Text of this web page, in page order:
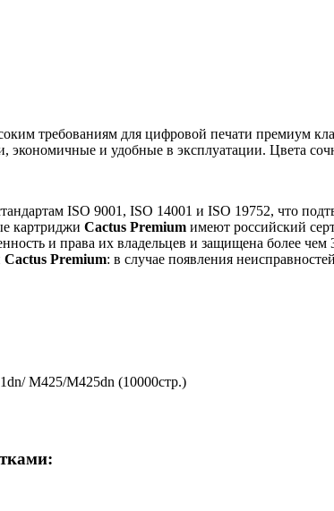
требованиям для цифровой печати премиум
экономичные и удобные в эксплуатации. Цвета
ISO 9001, ISO 14001 и ISO 19752, что
картриджи Cactus Premium имеют российский
и права их владельцев и защищена более
Cactus Premium: в случае появления
M425/M425dn (10000стр.)